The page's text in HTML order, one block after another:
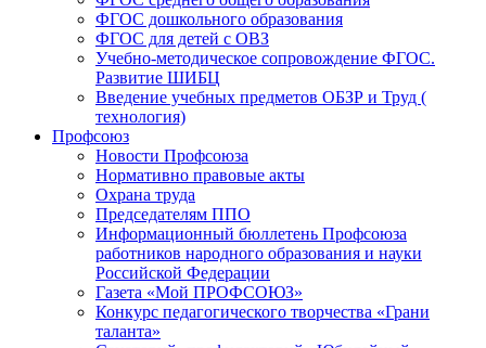
ФГОС дошкольного образования
ФГОС для детей с ОВЗ
Учебно-методическое сопровождение ФГОС.
Развитие ШИБЦ
Введение учебных предметов ОБЗР и Труд (
технология)
Профсоюз
Новости Профсоюза
Нормативно правовые акты
Охрана труда
Председателям ППО
Информационный бюллетень Профсоюза
работников народного образования и науки
Российской Федерации
Газета «Мой ПРОФСОЮЗ»
Конкурс педагогического творчества «Грани
таланта»